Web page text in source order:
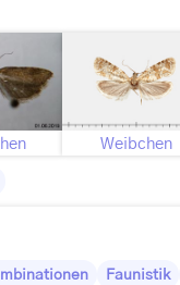
Weibchen
Faunistik